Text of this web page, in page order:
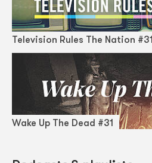
Television Rules The Nation #31
Wake Up The Dead #31